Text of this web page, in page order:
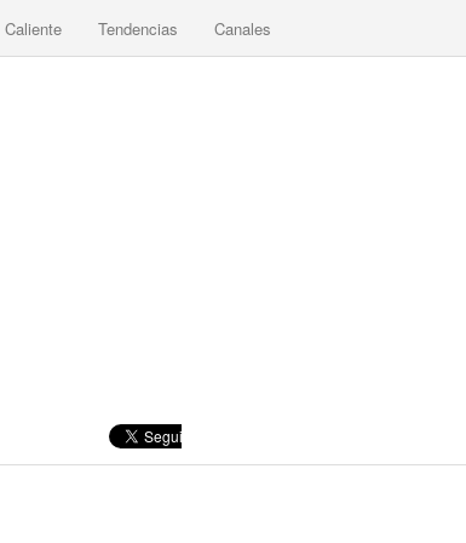
Caliente Tendencias Canales